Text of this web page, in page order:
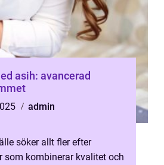
asih: avancerad
admin
söker allt fler efter
som kombinerar kvalitet och